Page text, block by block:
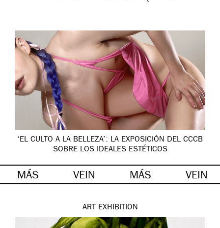
‘EL CULTO A LA BELLEZA’: LA EXPOSICIÓN DEL CCCB
SOBRE LOS IDEALES ESTÉTICOS
MÁS VEIN MÁS VEIN
ART EXHIBITION